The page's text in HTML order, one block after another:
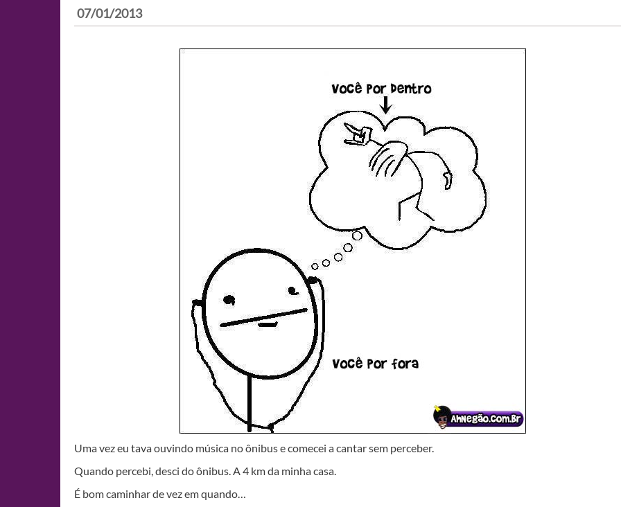
07/01/2013
Uma vez eu tava ouvindo música no ônibus e comecei a cantar sem perceber.
Quando percebi, desci do ônibus. A 4 km da minha casa.
É bom caminhar de vez em quando…